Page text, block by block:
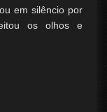
em silêncio por
os olhos e